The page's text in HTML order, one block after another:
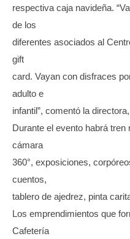
respectiva caja navideña.
de los
diferentes asociados al
gift
card. Vayan con disfraces
adulto e
infantil”, comentó la
Durante el evento habrá
cámara
360°, exposiciones,
cuentos,
tablero de ajedrez, pinta
Los emprendimientos que
Cafetería